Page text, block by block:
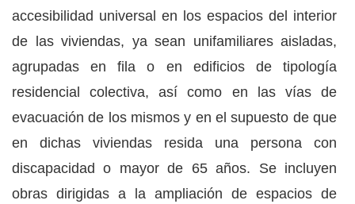
accesibilidad universal en los espacios del interior
de las viviendas, ya sean unifamiliares aisladas,
agrupadas en fila o en edificios de tipología
residencial colectiva, así como en las vías de
evacuación de los mismos y en el supuesto de que
en dichas viviendas resida una persona con
discapacidad o mayor de 65 años. Se incluyen
obras dirigidas a la ampliación de espacios de